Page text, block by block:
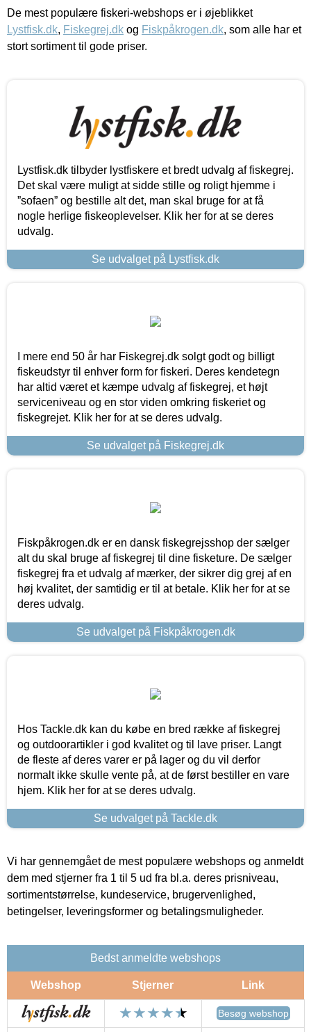
De mest populære fiskeri-webshops er i øjeblikket
Lystfisk.dk, Fiskegrej.dk og Fiskpåkrogen.dk, som alle har et
stort sortiment til gode priser.
Lystfisk.dk tilbyder lystfiskere et bredt udvalg af fiskegrej.
Det skal være muligt at sidde stille og roligt hjemme i
”sofaen” og bestille alt det, man skal bruge for at få
nogle herlige fiskeoplevelser. Klik her for at se deres
udvalg.
Se udvalget på Lystfisk.dk
I mere end 50 år har Fiskegrej.dk solgt godt og billigt
fiskeudstyr til enhver form for fiskeri. Deres kendetegn
har altid været et kæmpe udvalg af fiskegrej, et højt
serviceniveau og en stor viden omkring fiskeriet og
fiskegrejet. Klik her for at se deres udvalg.
Se udvalget på Fiskegrej.dk
Fiskpåkrogen.dk er en dansk fiskegrejsshop der sælger
alt du skal bruge af fiskegrej til dine fisketure. De sælger
fiskegrej fra et udvalg af mærker, der sikrer dig grej af en
høj kvalitet, der samtidig er til at betale. Klik her for at se
deres udvalg.
Se udvalget på Fiskpåkrogen.dk
Hos Tackle.dk kan du købe en bred række af fiskegrej
og outdoorartikler i god kvalitet og til lave priser. Langt
de fleste af deres varer er på lager og du vil derfor
normalt ikke skulle vente på, at de først bestiller en vare
hjem. Klik her for at se deres udvalg.
Se udvalget på Tackle.dk
Vi har gennemgået de mest populære webshops og anmeldt
dem med stjerner fra 1 til 5 ud fra bl.a. deres prisniveau,
sortimentstørrelse, kundeservice, brugervenlighed,
betingelser, leveringsformer og betalingsmuligheder.
Bedst anmeldte webshops
Webshop Stjerner Link
Besøg webshop